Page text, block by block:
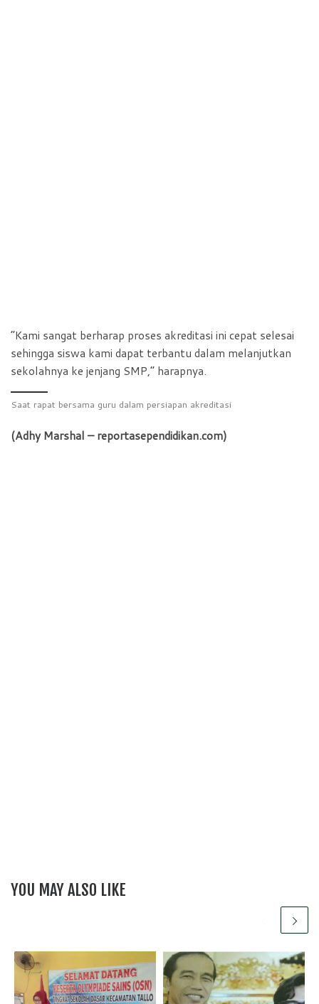
“Kami sangat berharap proses akreditasi ini cepat selesai
sehingga siswa kami dapat terbantu dalam melanjutkan
sekolahnya ke jenjang SMP,” harapnya.
Saat rapat bersama guru dalam persiapan akreditasi
(Adhy Marshal – reportasependidikan.com)
YOU MAY ALSO LIKE